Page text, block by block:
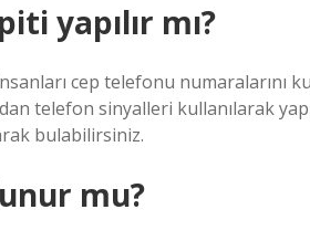
yapılır mı?
cep telefonu numaralarını
telefon sinyalleri kullanılarak
bulabilirsiniz.
mu?